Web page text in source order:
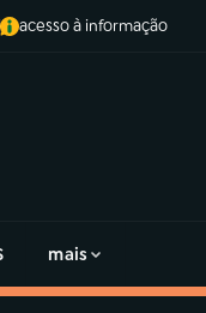
acesso à informação
mais